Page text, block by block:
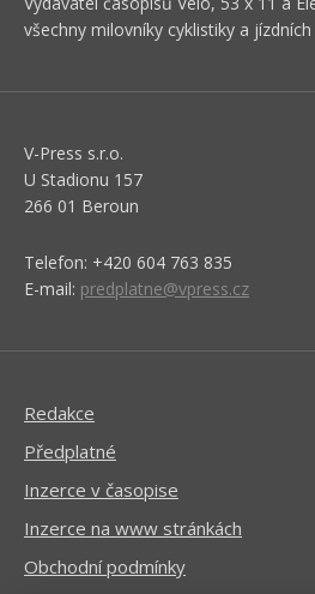
všechny milovníky cyklistiky a jízdních
V-Press s.r.o.
U Stadionu 157
266 01 Beroun
Telefon: +420 604 763 835
E-mail: predplatne@vpress.cz
Redakce
Předplatné
Inzerce v časopise
Inzerce na www stránkách
Obchodní podmínky